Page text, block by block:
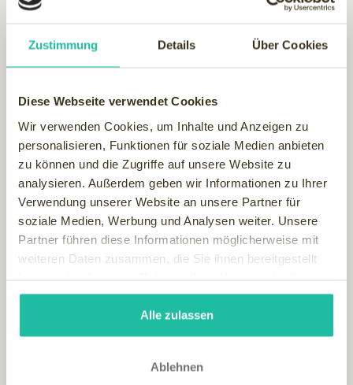
Zustimmung Details Über Cookies
Diese Webseite verwendet Cookies
Wir verwenden Cookies, um Inhalte und Anzeigen zu
personalisieren, Funktionen für soziale Medien anbieten
zu können und die Zugriffe auf unsere Website zu
analysieren. Außerdem geben wir Informationen zu Ihrer
Verwendung unserer Website an unsere Partner für
soziale Medien, Werbung und Analysen weiter. Unsere
Partner führen diese Informationen möglicherweise mit
weiteren Daten zusammen, die Sie ihnen bereitgestellt
gesammelt haben.
Alle zulassen
Ablehnen
der reisenden Kunden eingestellt. Manche Gäste setzen auf
Revitalisierung und Frischekick, andere auf Ruhe und
Erholung. Verspannungen, schwere Beine, geschwollene
Reisende plagen. Ob 15 Minuten Sauerstoff-Behandlung